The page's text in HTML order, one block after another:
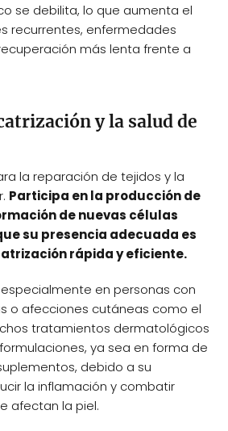
se debilita, lo que aumenta el
recurrentes, enfermedades
más lenta frente a
y la salud de
la reparación de tejidos y la
Participa en la producción de
de nuevas células
su presencia adecuada es
rápida y eficiente.
en personas con
o afecciones cutáneas como el
tratamientos dermatológicos
ya sea en forma de
debido a su
la inflamación y combatir
afectan la piel.